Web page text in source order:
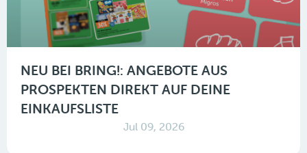
NEU BEI BRING!: ANGEBOTE AUS
PROSPEKTEN DIREKT AUF DEINE
EINKAUFSLISTE
Jul 09, 2026